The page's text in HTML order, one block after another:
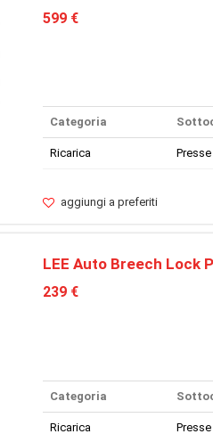
599 €
Categoria
Ricarica Presse
aggiungi a preferiti
LEE Auto Breech Lock
239 €
Categoria
Ricarica Presse